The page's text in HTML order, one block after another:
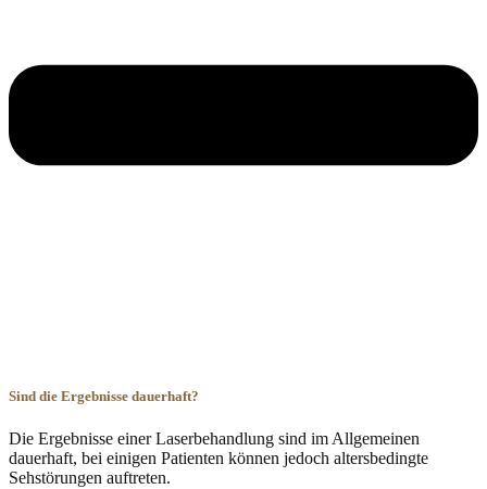
Sind die Ergebnisse dauerhaft?
Die Ergebnisse einer Laserbehandlung sind im Allgemeinen
dauerhaft, bei einigen Patienten können jedoch altersbedingte
Sehstörungen auftreten.